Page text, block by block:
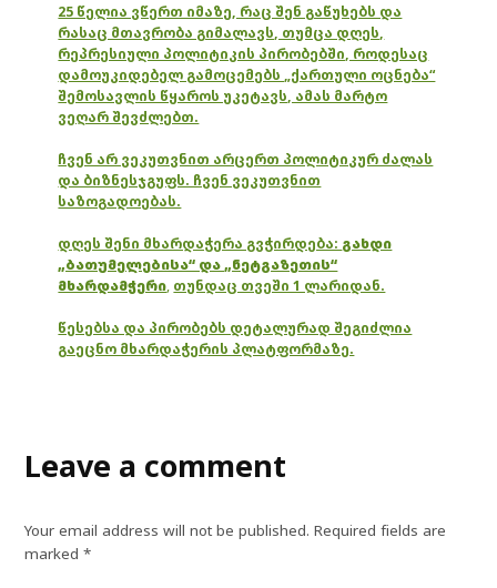
25 წელია ვწერთ იმაზე, რაც შენ გაწუხებს და
რასაც მთავრობა გიმალავს, თუმცა დღეს,
რეპრესიული პოლიტიკის პირობებში, როდესაც
დამოუკიდებელ გამოცემებს „ქართული ოცნება“
შემოსავლის წყაროს უკეტავს, ამას მარტო
ვეღარ შევძლებთ.
ჩვენ არ ვეკუთვნით არცერთ პოლიტიკურ ძალას
და ბიზნესჯგუფს. ჩვენ ვეკუთვნით
საზოგადოებას.
დღეს შენი მხარდაჭერა გვჭირდება: გახდი
„ბათუმელებისა“ და „ნეტგაზეთის“
მხარდამჭერი, თუნდაც თვეში 1 ლარიდან.
წესებსა და პირობებს დეტალურად შეგიძლია
გაეცნო მხარდაჭერის პლატფორმაზე.
Leave a comment
Your email address will not be published. Required fields are
marked*